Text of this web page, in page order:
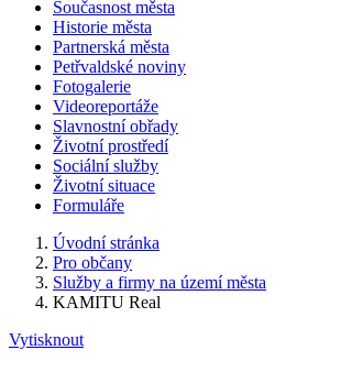
Současnost města
Historie města
Partnerská města
Petřvaldské noviny
Fotogalerie
Videoreportáže
Slavnostní obřady
Životní prostředí
Sociální služby
Životní situace
Formuláře
Úvodní stránka
Pro občany
Služby a firmy na území města
KAMITU Real
Vytisknout